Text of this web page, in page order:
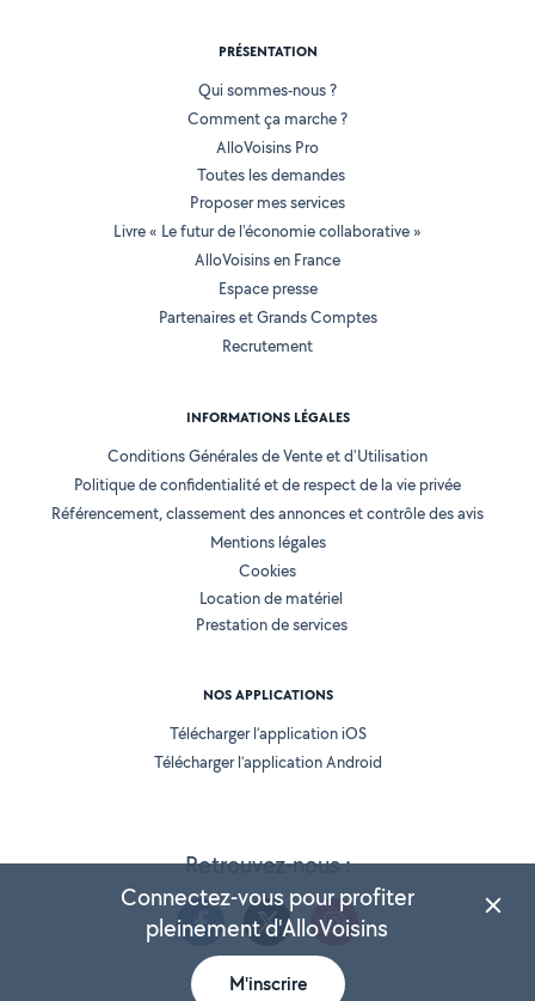
Retrouvez-nous :
PRÉSENTATION
Qui sommes-nous ?
Comment ça marche ?
AlloVoisins Pro
Toutes les demandes
Proposer mes services
Livre « Le futur de l'économie collaborative »
AlloVoisins en France
Espace presse
Partenaires et Grands Comptes
Recrutement
INFORMATIONS LÉGALES
Conditions Générales de Vente et d'Utilisation
Politique de confidentialité et de respect de la vie privée
Référencement, classement des annonces et contrôle des avis
Mentions légales
Cookies
Location de matériel
Prestation de services
NOS APPLICATIONS
Télécharger l’application iOS
Télécharger l’application Android
Connectez-vous pour profiter
pleinement d'AlloVoisins
M'inscrire